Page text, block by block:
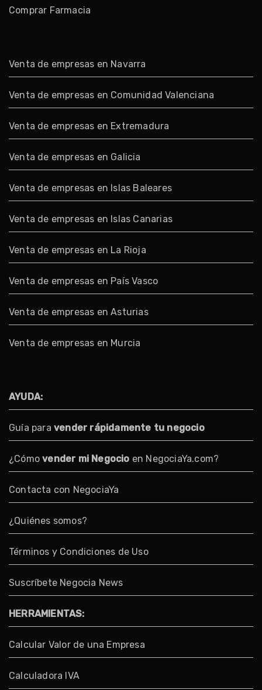
Comprar Farmacia
Venta de empresas en Navarra
Venta de empresas en Comunidad Valenciana
Venta de empresas en Extremadura
Venta de empresas en Galicia
Venta de empresas en Islas Baleares
Venta de empresas en Islas Canarias
Venta de empresas en La Rioja
Venta de empresas en País Vasco
Venta de empresas en Asturias
Venta de empresas en Murcia
AYUDA:
Guía para vender rápidamente tu negocio
¿Cómovender mi Negocio en NegociaYa.com?
Contacta con NegociaYa
¿Quiénes somos?
Términos y Condiciones de Uso
Suscríbete Negocia News
HERRAMIENTAS:
Calcular Valor de una Empresa
Calculadora IVA